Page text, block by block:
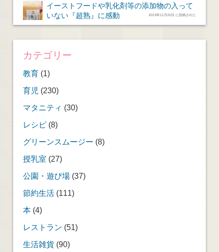
イーストフードや乳化剤等の添加物の入って
いない『超熟』に感動
2013年11月20日 に投稿された
カテゴリー
教育(1)
育児 (230)
マタニティ (30)
レシピ(8)
グリーンスムージー (8)
授乳室 (27)
公園・遊び場(37)
節約生活(111)
本(4)
レストラン (51)
生活雑貨(90)